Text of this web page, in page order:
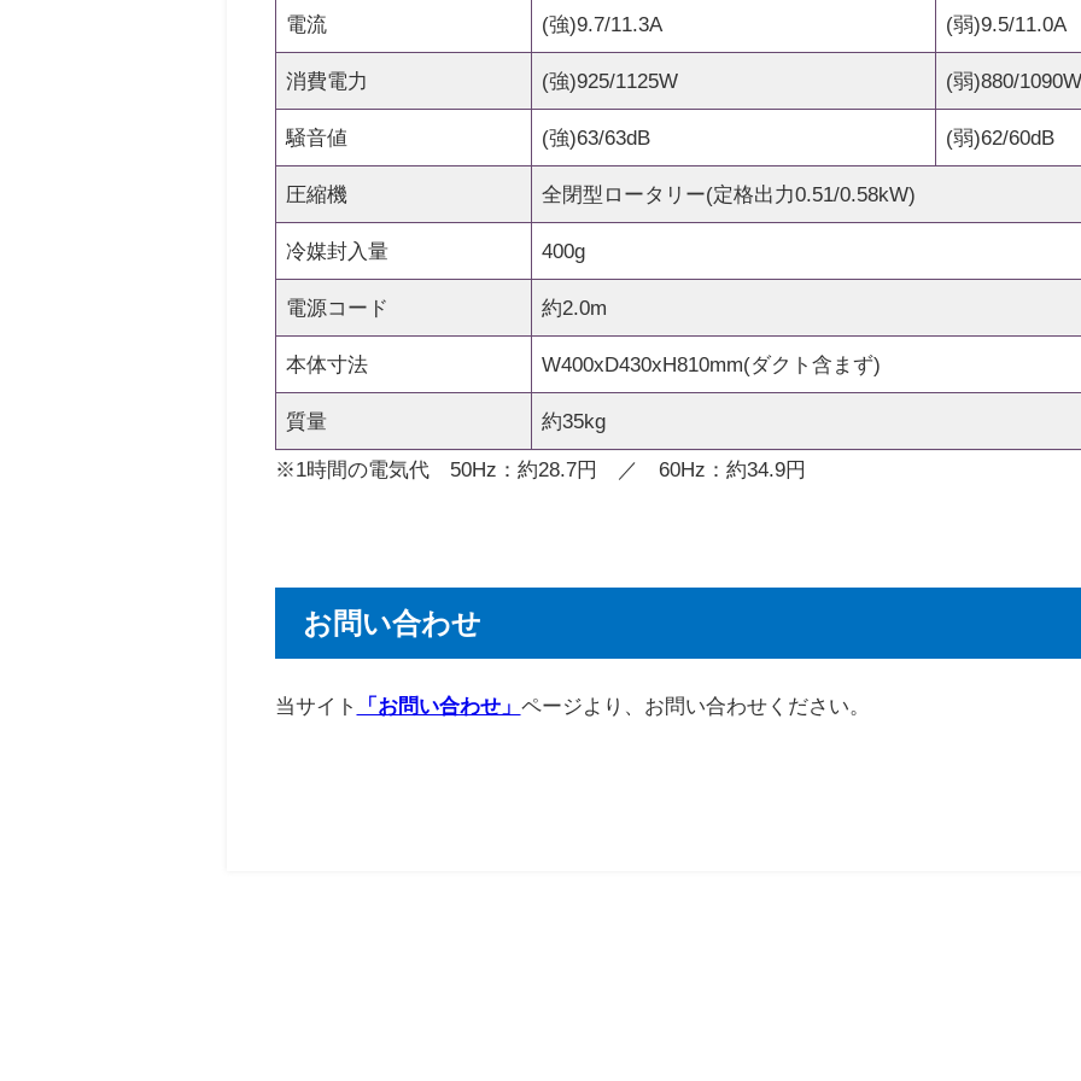
電流 (強)9.7/11.3A (弱)9.5/11.0A
消費電力 (強)925/1125W (弱)880/1090W
騒音値 (強)63/63dB (弱)62/60dB
圧縮機 全閉型ロータリー(定格出力0.51/0.58kW)
冷媒封入量 400g
電源コード 約2.0m
本体寸法 W400xD430xH810mm(ダクト含まず)
質量 約35kg
※1時間の電気代 50Hz：約28.7円 ／ 60Hz：約34.9円
お問い合わせ
当サイト 「お問い合わせ」 ページより、お問い合わせください。